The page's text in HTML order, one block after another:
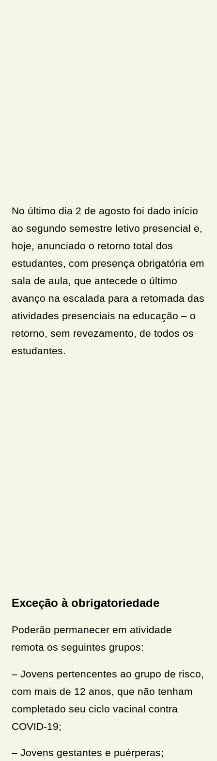
No último dia 2 de agosto foi dado início
ao segundo semestre letivo presencial e,
hoje, anunciado o retorno total dos
estudantes, com presença obrigatória em
sala de aula, que antecede o último
avanço na escalada para a retomada das
atividades presenciais na educação – o
retorno, sem revezamento, de todos os
estudantes.
Exceção à obrigatoriedade
Poderão permanecer em atividade
remota os seguintes grupos:
– Jovens pertencentes ao grupo de risco,
com mais de 12 anos, que não tenham
completado seu ciclo vacinal contra
COVID-19;
– Jovens gestantes e puérperas;